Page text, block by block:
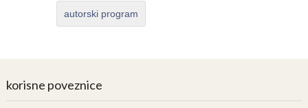
autorski program
korisne poveznice